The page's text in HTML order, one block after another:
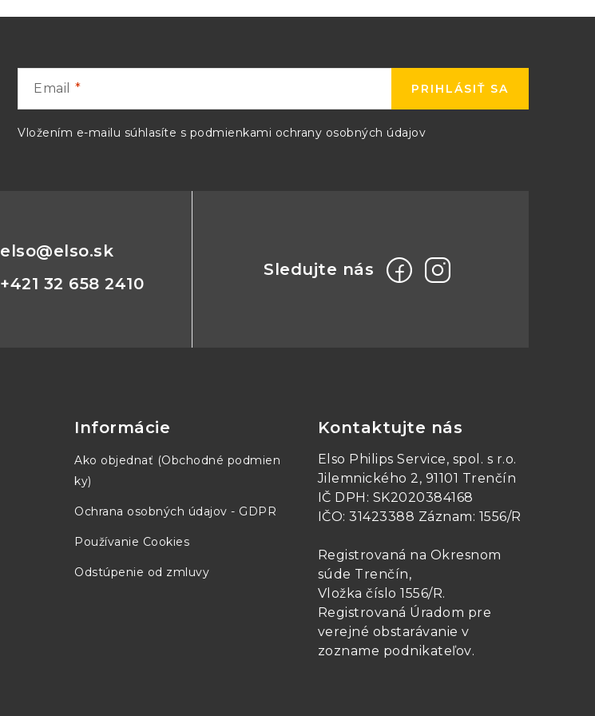
Email
Vložením e-mailu súhlasíte s podmienkami ochrany osobných údajov
PRIHLÁSIŤ SA
elso@elso.sk
+421 32 658 2410
Informácie
Ako objednať (Obchodné podmien
ky)
Ochrana osobných údajov - GDPR
Používanie Cookies
Odstúpenie od zmluvy
Kontaktujte nás
Elso Philips Service, spol. s r.o.
Jilemnického 2, 91101 Trenčín
IČ DPH: SK2020384168
IČO: 31423388 Záznam: 1556/R
Registrovaná na Okresnom
súde Trenčín,
Vložka číslo 1556/R.
Registrovaná Úradom pre
verejné obstarávanie v
zozname podnikateľov.